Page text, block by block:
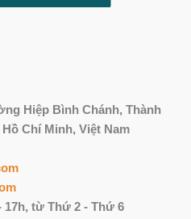
Hiệp Bình Chánh, Thành
Chí Minh, Việt Nam
17h, từ Thứ 2 - Thứ 6